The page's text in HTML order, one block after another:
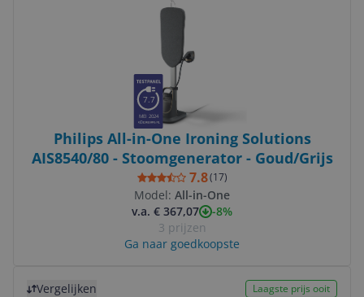
7.7
MEI 2024
Philips All-in-One Ironing Solutions
AIS8540/80 - Stoomgenerator - Goud/Grijs
7.8(17)
Model: All-in-One
v.a. € 367,07
-8%
3 prijzen
Ga naar goedkoopste
Vergelijken Laagste prijs ooit